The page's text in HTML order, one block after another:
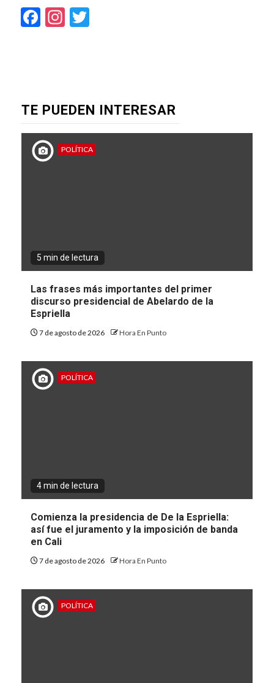
Facebook
Instagram
TE PUEDEN INTERESAR
POLÍTICA
5 min de lectura
Las frases más importantes del primer
discurso presidencial de Abelardo de la
Espriella
7 de agosto de 2026 Hora En Punto
POLÍTICA
4 min de lectura
Comienza la presidencia de De la Espriella:
así fue el juramento y la imposición de banda
en Cali
7 de agosto de 2026 Hora En Punto
POLÍTICA